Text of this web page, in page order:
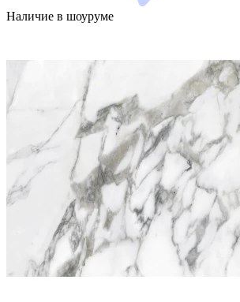
Наличие в шоуруме